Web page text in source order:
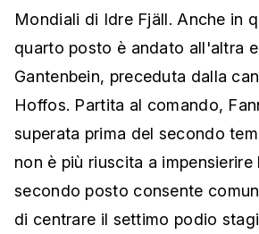
Mondiali di Idre Fjäll. Anche in
quarto posto è andato all'altra
Gantenbein, preceduta dalla
Hoffos. Partita al comando,
superata prima del secondo
non è più riuscita a impensierire
secondo posto consente
di centrare il settimo podio